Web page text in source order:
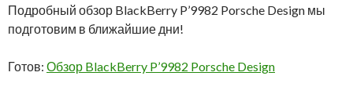
Подробный обзор BlackBerry P’9982 Porsche Design мы
подготовим в ближайшие дни!
Готов: Обзор BlackBerry P’9982 Porsche Design